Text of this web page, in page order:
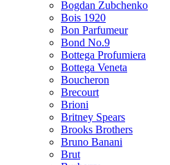
Bogdan Zubchenko
Bois 1920
Bon Parfumeur
Bond No.9
Bottega Profumiera
Bottega Veneta
Boucheron
Brecourt
Brioni
Britney Spears
Brooks Brothers
Bruno Banani
Brut